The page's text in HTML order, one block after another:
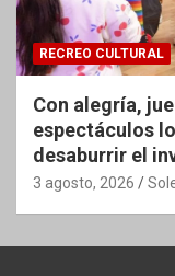
RECREO CULTURAL
Con alegría,
espectáculos
desaburrir el
3 agosto, 2026